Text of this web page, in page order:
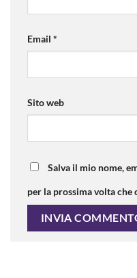
Email *
Sito web
Salva il mio nome,
per la prossima volta che